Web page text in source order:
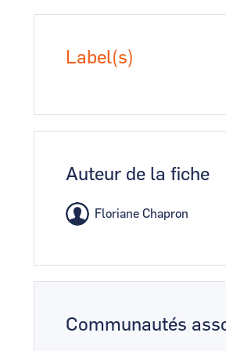
Label(s)
Auteur de la fiche
Floriane Chapron
Communautés